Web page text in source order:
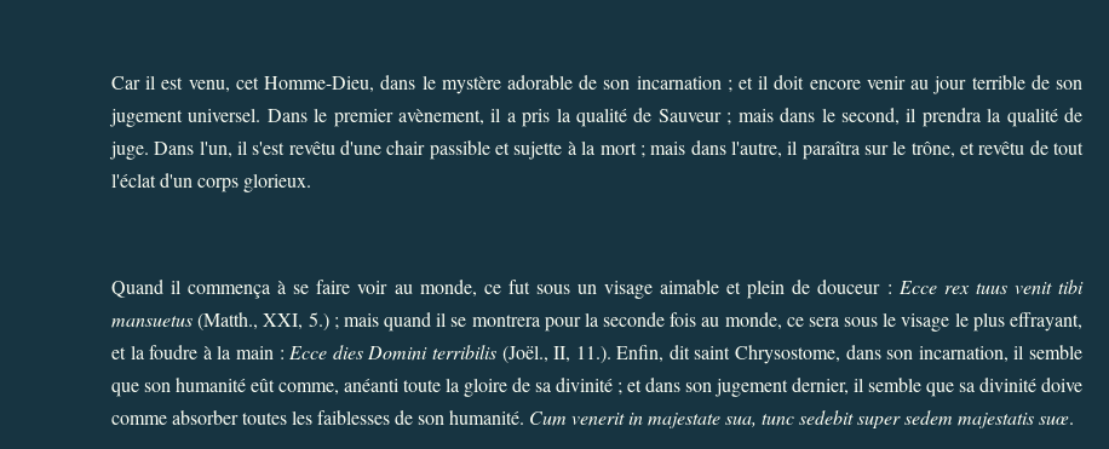
Car il est venu, cet Homme-Dieu, dans le mystère adorable de son incarnation ; et il doit encore venir au jour terrible de son
jugement universel. Dans le premier avènement, il a pris la qualité de Sauveur ; mais dans le second, il prendra la qualité de
juge. Dans l'un, il s'est revêtu d'une chair passible et sujette à la mort ; mais dans l'autre, il paraîtra sur le trône, et revêtu de tout
l'éclat d'un corps glorieux.
Quand il commença à se faire voir au monde, ce fut sous un visage aimable et plein de douceur : Ecce rex tuus venit tibi
mansuetus(Matth., XXI, 5.) ; mais quand il se montrera pour la seconde fois au monde, ce sera sous le visage le plus effrayant,
et la foudre à la main : Ecce dies Domini terribilis(Joël., II, 11.). Enfin, dit saint Chrysostome, dans son incarnation, il semble
que son humanité eût comme, anéanti toute la gloire de sa divinité ; et dans son jugement dernier, il semble que sa divinité doive
comme absorber toutes les faiblesses de son humanité. Cum venerit in majestate sua, tunc sedebit super sedem majestatis suœ.